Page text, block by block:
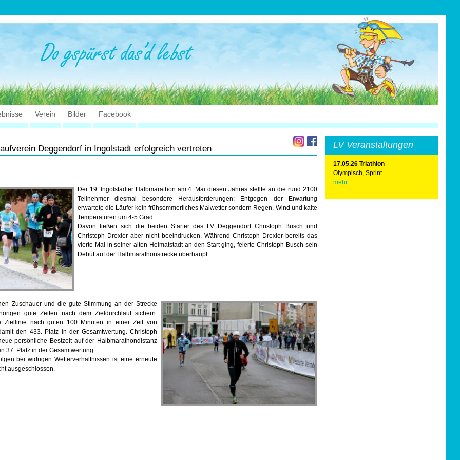
Verein Bilder Facebook
Deggendorf in Ingolstadt erfolgreich vertreten
Der 19. Ingolstädter Halbmarathon am 4. Mai diesen Jahres stellte an die rund 2100
Teilnehmer diesmal besondere Herausforderungen: Entgegen der Erwartung
erwartete die Läufer kein frühsommerliches Maiwetter sondern Regen, Wind und kalte
Temperaturen um 4-5 Grad.
Davon ließen sich die beiden Starter des LV Deggendorf Christoph Busch und
Christoph Drexler aber nicht beeindrucken. Während Christoph Drexler bereits das
vierte Mal in seiner alten Heimatstadt an den Start ging, feierte Christoph Busch sein
Debüt auf der Halbmarathonstrecke überhaupt.
Zuschauer und die gute Stimmung an der Strecke
gute Zeiten nach dem Zieldurchlauf sichern.
Ziellinie nach guten 100 Minuten in einer Zeit von
den 433. Platz in der Gesamtwertung. Christoph
persönliche Bestzeit auf der Halbmarathondistanz
37. Platz in der Gesamtwertung.
bei widrigen Wetterverhältnissen ist eine erneute
ausgeschlossen.
LV Veranstaltungen
17.05.26 Triathlon
Olympisch, Sprint
mehr ...